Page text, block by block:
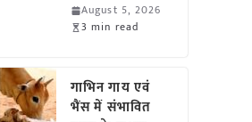
August 5, 2026
3 min read
गाभिन गाय एवं
भैंस में संभावित